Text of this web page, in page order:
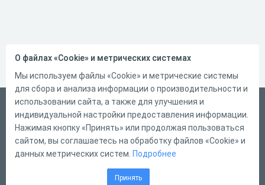
Русский
Справка
Форма обратной связи
О файлах «Cookie» и метрических системах
Мы используем файлы «Cookie» и метрические системы
для сбора и анализа информации о производительности и
использовании сайта, а также для улучшения и
индивидуальной настройки предоставления информации.
Нажимая кнопку «Принять» или продолжая пользоваться
сайтом, вы соглашаетесь на обработку файлов «Cookie» и
данных метрических систем. Подробнее
Принять